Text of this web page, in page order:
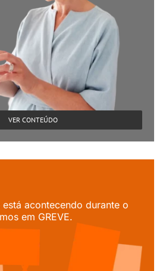
VER CONTEÚDO
acontecendo durante o
em GREVE.